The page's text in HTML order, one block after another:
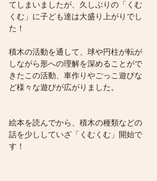
てしまいましたが、久しぶりの「くむ
くむ」に子ども達は大盛り上がりでし
た！
積木の活動を通して、球や円柱が転が
しながら形への理解を深めることがで
きたこの活動、車作りやごっこ遊びな
ど様々な遊びが広がりました。
絵本を読んでから、積木の種類などの
話を少ししていざ「くむくむ」開始で
す！